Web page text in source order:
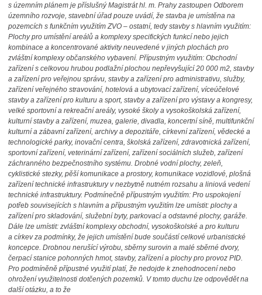
s územním plánem je příslušný Magistrát hl. m. Prahy zastoupen Odborem
územního rozvoje, stavební úřad pouze uvádí, že stavba je umístěna na
pozemcích s funkčním využitím ZVO – ostatní, tedy stavby s hlavním využitím:
Plochy pro umístění areálů a komplexy specifických funkcí nebo jejich
kombinace a koncentrované aktivity neuvedené v jiných plochách pro
zvláštní komplexy občanského vybavení. Přípustným využitím: Obchodní
zařízení s celkovou hrubou podlažní plochou nepřevyšující 20 000 m2, stavby
a zařízení pro veřejnou správu, stavby a zařízení pro administrativu, služby,
zařízení veřejného stravování, hotelová a ubytovací zařízení, víceúčelové
stavby a zařízení pro kulturu a sport, stavby a zařízení pro výstavy a kongresy,
velké sportovní a rekreační areály, vysoké školy a vysokoškolská zařízení,
kulturní stavby a zařízení, muzea, galerie, divadla, koncertní síně, multifunkční
kulturní a zábavní zařízení, archivy a depozitáře, církevní zařízení, vědecké a
technologické parky, inovační centra, školská zařízení, zdravotnická zařízení,
sportovní zařízení, veterinární zařízení, zařízení sociálních služeb, zařízení
záchranného bezpečnostního systému. Drobné vodní plochy, zeleň,
cyklistické stezky, pěší komunikace a prostory, komunikace vozidlové, plošná
zařízení technické infrastruktury v nezbytně nutném rozsahu a liniová vedení
technické infrastruktury. Podmínečně přípustným využitím: Pro uspokojení
potřeb souvisejících s hlavním a přípustným využitím lze umístit: plochy a
zařízení pro skladování, služební byty, parkovací a odstavné plochy, garáže.
Dále lze umístit: zvláštní komplexy obchodní, vysokoškolské a pro kulturu
a církev za podmínky, že jejich umístění bude součástí celkové urbanistické
koncepce. Drobnou nerušící výrobu, sběrny surovin a malé sběrné dvory,
čerpací stanice pohonných hmot, stavby, zařízení a plochy pro provoz PID.
Pro podmíněně přípustné využití platí, že nedojde k znehodnocení nebo
ohrožení využitelnosti dotčených pozemků. V tomto duchu lze odpovědět na
další otázku, a to že